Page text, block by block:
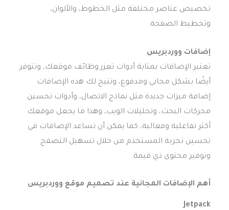
تخصيص عناصر مختلفة مثل الخطوط، والألوان،
وتخطيط الصفحة.
إضافات ووردبريس
تعتبر الإضافات بمثابة أدوات تعزز وظائف موقعك، وتتوفر
أيضًا بشكل مجاني ومدفوع، وتتيح لك هذه الإضافات
إضافة ميزات جديدة مثل نماذج الاتصال، وأدوات تحسين
محركات البحث، وتحليلات الويب، وهذا ما يجعل موقعك
أكثر تفاعلية وفعالية، كما يمكن أن تساعد الإضافات في
تحسين تجربة المستخدم من خلال تسهيل التصفح
وتوفير محتوى ذي قيمة.
أهم الإضافات المجانية عند تصميم موقع ووردبريس
Jetpack